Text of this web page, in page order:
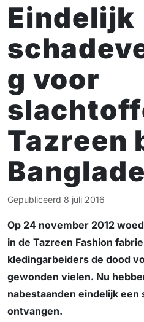
Eindelijk
g voor
Tazreen
Gepubliceerd 8 juli 2016
Op 24 november 2012
in de Tazreen Fashion
kledingarbeiders de dood
gewonden vielen. Nu
nabestaanden eindelijk
ontvangen.